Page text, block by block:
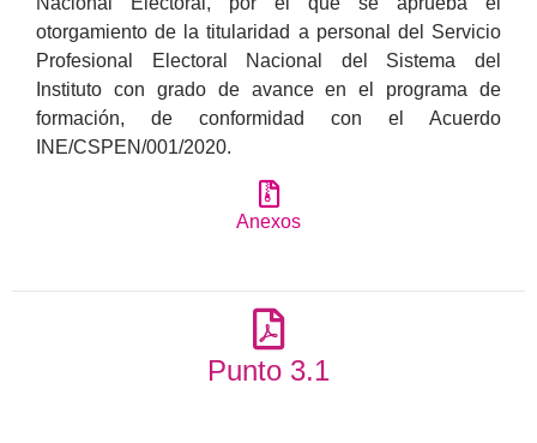
otorgamiento de la titularidad a personal del Servicio
Profesional Electoral Nacional del Sistema del
Instituto con grado de avance en el programa de
formación, de conformidad con el Acuerdo
INE/CSPEN/001/2020.
Anexos
Punto 3.1